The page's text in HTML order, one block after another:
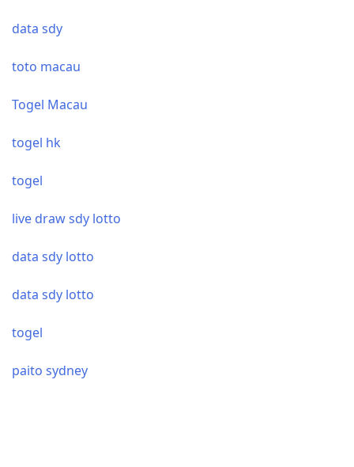
data sdy
toto macau
Togel Macau
togel hk
togel
live draw sdy lotto
data sdy lotto
data sdy lotto
togel
paito sydney